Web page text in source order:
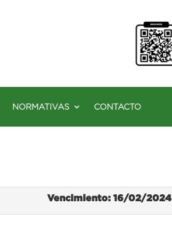
NORMATIVAS CONTACTO
Vencimiento: 16/02/2024